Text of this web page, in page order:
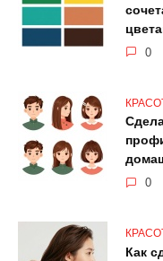
0
0
Как